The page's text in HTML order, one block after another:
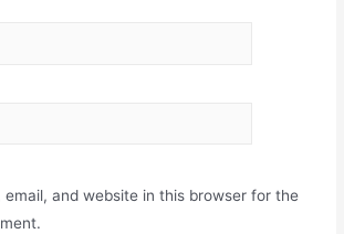
email, and website in this browser for the